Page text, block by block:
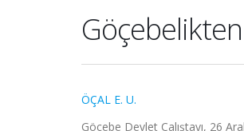
ÖÇAL E. U.
Göçebe Devlet Çalıştayı, 26